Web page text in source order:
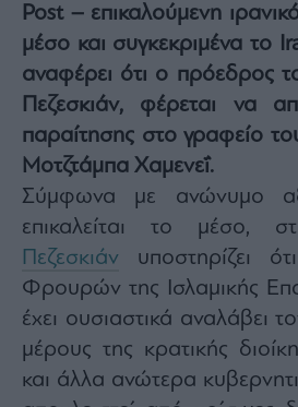
Fashion
&
Art
Watches
Yachts
Table
For
Two
Μετοχές
Αγορές
Trader's
book
Post – επικαλούμενη
μέσο και συγκεκριμένα το
αναφέρει ότι ο πρόεδρος
Πεζεσκιάν, φέρεται να
παραίτησης στο γραφείο
Μοτζτάμπα Χαμενεΐ.
Σύμφωνα με ανώνυμο
επικαλείται το μέσο,
Πεζεσκιάν υποστηρίζει
Φρουρών της Ισλαμικής
έχει ουσιαστικά αναλάβει
μέρους της κρατικής
και άλλα ανώτερα